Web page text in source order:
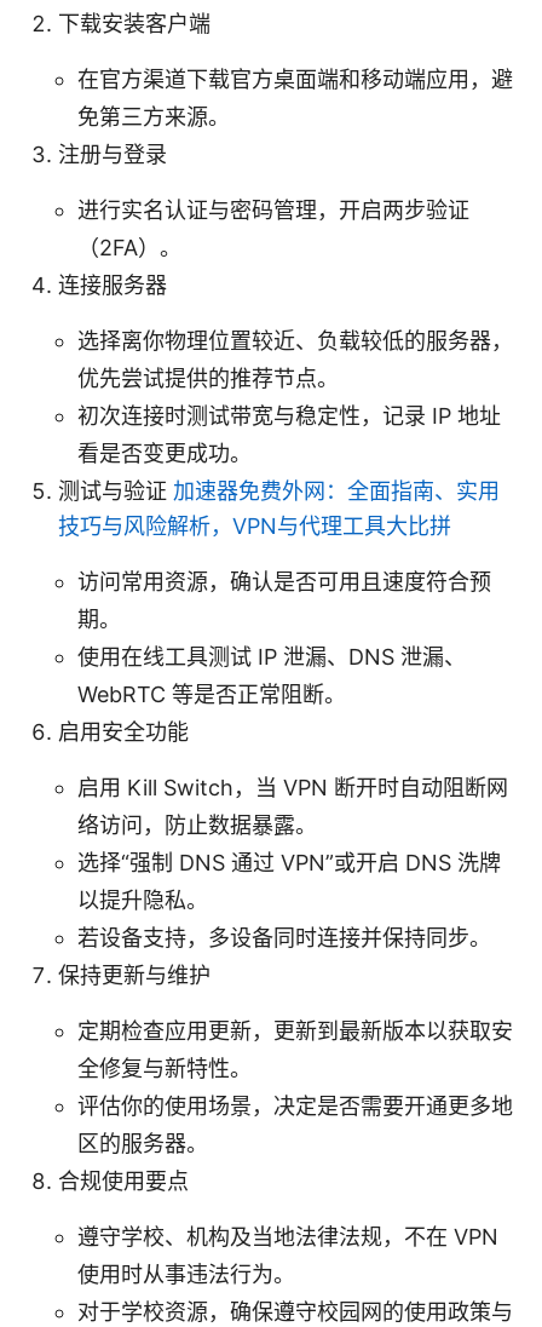
下载安装客户端
在官方渠道下载官方桌面端和移动端应用，避
免第三方来源。
注册与登录
进行实名认证与密码管理，开启两步验证
（2FA）。
连接服务器
选择离你物理位置较近、负载较低的服务器，
优先尝试提供的推荐节点。
初次连接时测试带宽与稳定性，记录 IP 地址
看是否变更成功。
测试与验证 加速器免费外网：全面指南、实用
技巧与风险解析，VPN与代理工具大比拼
访问常用资源，确认是否可用且速度符合预
期。
使用在线工具测试 IP 泄漏、DNS 泄漏、
WebRTC 等是否正常阻断。
启用安全功能
启用 Kill Switch，当 VPN 断开时自动阻断网
络访问，防止数据暴露。
选择“强制 DNS 通过 VPN”或开启 DNS 洗牌
以提升隐私。
若设备支持，多设备同时连接并保持同步。
保持更新与维护
定期检查应用更新，更新到最新版本以获取安
全修复与新特性。
评估你的使用场景，决定是否需要开通更多地
区的服务器。
合规使用要点
遵守学校、机构及当地法律法规，不在 VPN
使用时从事违法行为。
对于学校资源，确保遵守校园网的使用政策与